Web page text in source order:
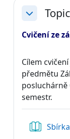
Sbalit
Cvičení ze
Cílem
předmětu
posluchárně
semestr.